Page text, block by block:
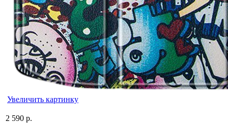
Увеличить картинку
2 590 р.